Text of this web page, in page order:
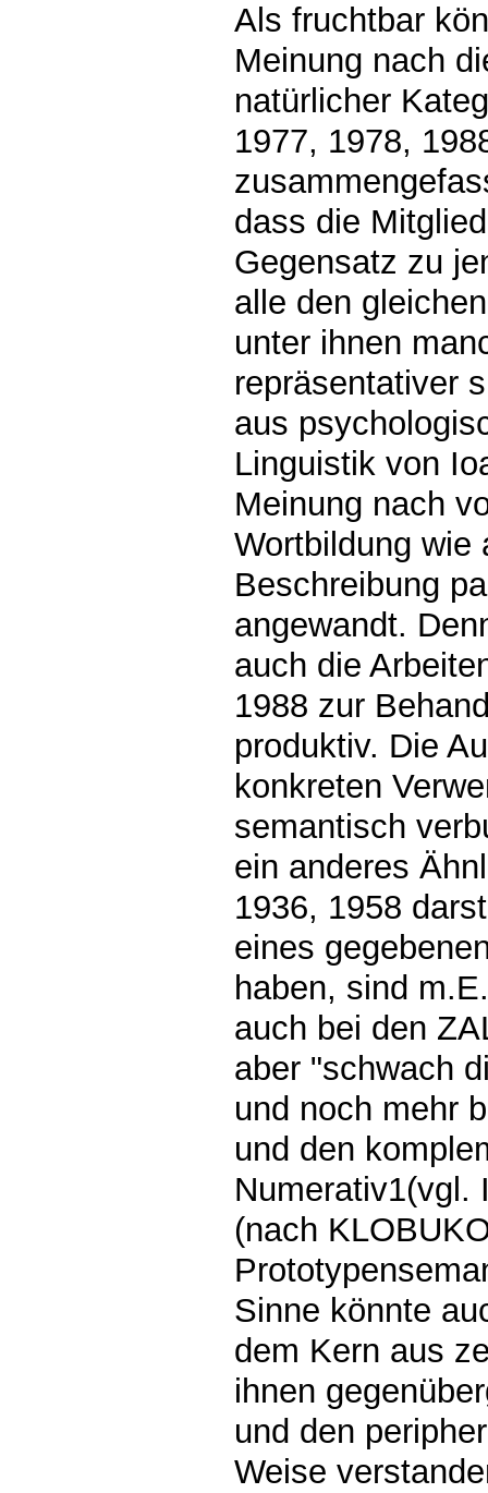
Als fruchtbar
Meinung nach
natürlicher
1977, 1978,
dass die
Gegensatz zu
alle den
unter ihnen
repräsentativer
aus
Linguistik von
Meinung nach
Wortbildung wie
Beschreibung
angewandt.
auch die
1988 zur
produktiv. Die
konkreten
semantisch
ein anderes
1936, 1958
eines
haben, sind
auch bei den
aber "schwach
und noch mehr
und den
Numerativ1(vgl.
(nach
Sinne könnte
dem Kern aus
ihnen
und den
Weise